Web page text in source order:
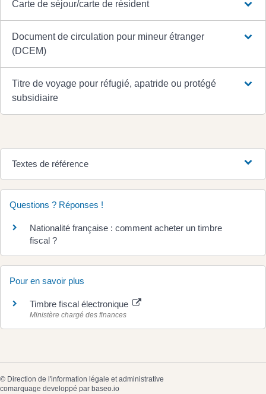
Carte de séjour/carte de résident
Document de circulation pour mineur étranger
(DCEM)
Titre de voyage pour réfugié, apatride ou protégé
subsidiaire
Textes de référence
Questions ? Réponses !
Nationalité française : comment acheter un timbre
fiscal ?
Pour en savoir plus
Timbre fiscal électronique
Ministère chargé des finances
© Direction de l'information légale et administrative
comarquage developpé par baseo.io